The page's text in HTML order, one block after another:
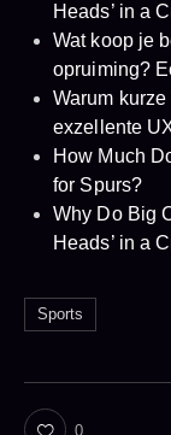
Heads’ in a
Wat koop je
opruiming?
Warum
exzellente
How Much
for Spurs?
Why Do Big
Heads’ in a
Sports
0